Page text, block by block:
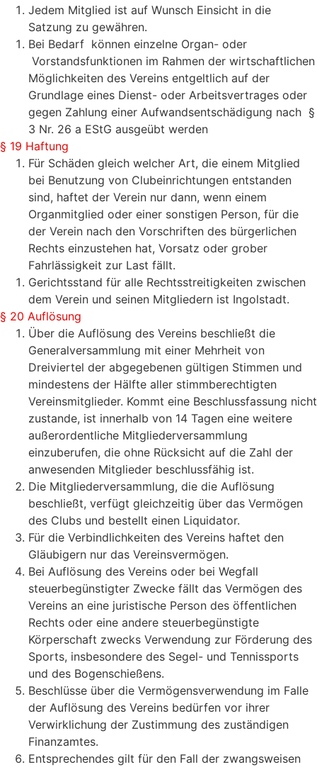
Jedem Mitglied ist auf Wunsch Einsicht in die
Satzung zu gewähren.
Bei Bedarf können einzelne Organ- oder
Vorstandsfunktionen im Rahmen der wirtschaftlichen
Möglichkeiten des Vereins entgeltlich auf der
Grundlage eines Dienst- oder Arbeitsvertrages oder
gegen Zahlung einer Aufwandsentschädigung nach §
3 Nr. 26 a EStG ausgeübt werden
§ 19 Haftung
Für Schäden gleich welcher Art, die einem Mitglied
bei Benutzung von Clubeinrichtungen entstanden
sind, haftet der Verein nur dann, wenn einem
Organmitglied oder einer sonstigen Person, für die
der Verein nach den Vorschriften des bürgerlichen
Rechts einzustehen hat, Vorsatz oder grober
Fahrlässigkeit zur Last fällt.
Gerichtsstand für alle Rechtsstreitigkeiten zwischen
dem Verein und seinen Mitgliedern ist Ingolstadt.
§ 20 Auflösung
Über die Auflösung des Vereins beschließt die
Generalversammlung mit einer Mehrheit von
Dreiviertel der abgegebenen gültigen Stimmen und
mindestens der Hälfte aller stimmberechtigten
Vereinsmitglieder. Kommt eine Beschlussfassung nicht
zustande, ist innerhalb von 14 Tagen eine weitere
außerordentliche Mitgliederversammlung
einzuberufen, die ohne Rücksicht auf die Zahl der
anwesenden Mitglieder beschlussfähig ist.
Die Mitgliederversammlung, die die Auflösung
beschließt, verfügt gleichzeitig über das Vermögen
des Clubs und bestellt einen Liquidator.
Für die Verbindlichkeiten des Vereins haftet den
Gläubigern nur das Vereinsvermögen.
Bei Auflösung des Vereins oder bei Wegfall
steuerbegünstigter Zwecke fällt das Vermögen des
Vereins an eine juristische Person des öffentlichen
Rechts oder eine andere steuerbegünstigte
Körperschaft zwecks Verwendung zur Förderung des
Sports, insbesondere des Segel- und Tennissports
und des Bogenschießens.
Beschlüsse über die Vermögensverwendung im Falle
der Auflösung des Vereins bedürfen vor ihrer
Verwirklichung der Zustimmung des zuständigen
Finanzamtes.
Entsprechendes gilt für den Fall der zwangsweisen